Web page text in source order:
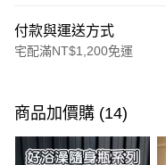
付款與運送方式
宅配滿NT$1,200免運
信用卡一次付款
信用卡分期付款
商品加價購 (14)